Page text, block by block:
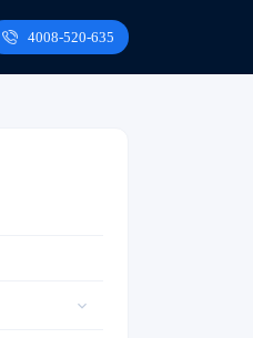
4008-520-635